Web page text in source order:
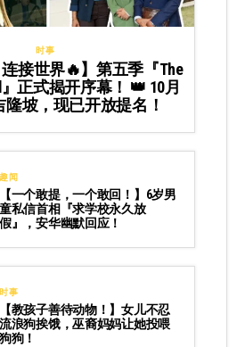
时事
连接世界🔥】第五季『The
』正式揭开序幕！ 👑 10月
坡，现已开放提名！
趣闻
【一个敢提，一个敢回！】6岁男
童私信首相『求学校永久放
假』，安华幽默回应！
时事
【教孩子善待动物！】女儿不忍
流浪狗挨饿，巫裔妈妈让她投喂
狗狗！